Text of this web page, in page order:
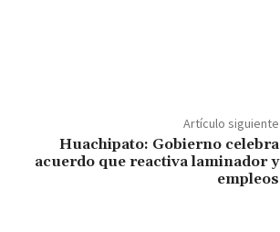
Artículo siguiente
Huachipato: Gobierno celebra
acuerdo que reactiva laminador y
empleos